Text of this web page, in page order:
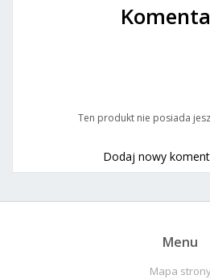
Ten produkt nie posiada
Dodaj nowy
Menu
Mapa